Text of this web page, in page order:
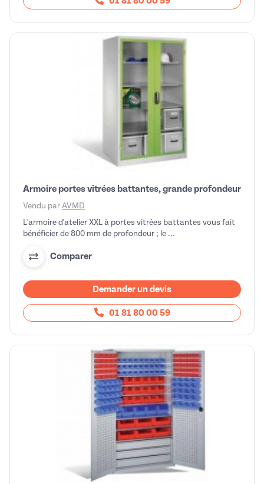
Armoire portes vitrées battantes, grande profondeur
Vendu par AVMD
L'armoire d'atelier XXL à portes vitrées battantes vous fait
bénéficier de 800 mm de profondeur ; le ...
Comparer
Demander un devis
01 81 80 00 59